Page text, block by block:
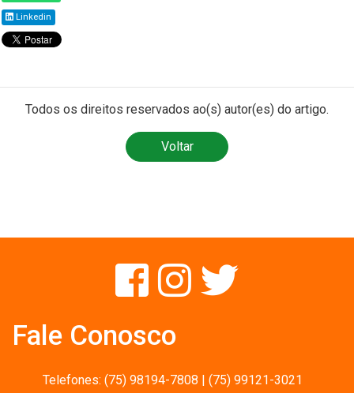
Linkedin
Todos os direitos reservados ao(s) autor(es) do artigo.
Voltar
Fale Conosco
Telefones: (75) 98194-7808 | (75) 99121-3021